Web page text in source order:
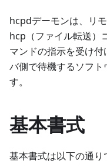
hcpdデーモンは、リ
hcp（ファイル転送）
マンドの指示を受け
バ側で待機するソフ
す。
基本書式
基本書式は以下の通り